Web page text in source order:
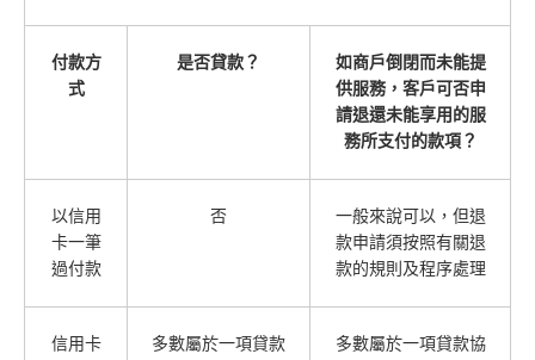
付款方
式
是否貸款？
如商戶倒閉而未能提
供服務，客戶可否申
請退還未能享用的服
務所支付的款項？
以信用
卡一筆
過付款
否
一般來說可以，但退
款申請須按照有關退
款的規則及程序處理
信用卡
多數屬於一項貸款
多數屬於一項貸款協